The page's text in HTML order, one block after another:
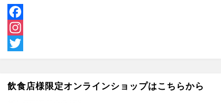
F
a
b
ti飲食店様限定オンラインショップはこちらから